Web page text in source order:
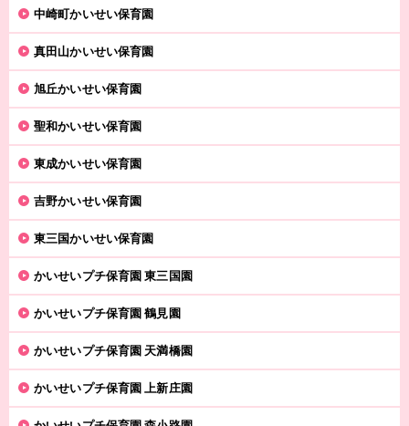
中崎町かいせい保育園
真田山かいせい保育園
旭丘かいせい保育園
聖和かいせい保育園
東成かいせい保育園
吉野かいせい保育園
東三国かいせい保育園
かいせいプチ保育園 東三国園
かいせいプチ保育園 鶴見園
かいせいプチ保育園 天満橋園
かいせいプチ保育園 上新庄園